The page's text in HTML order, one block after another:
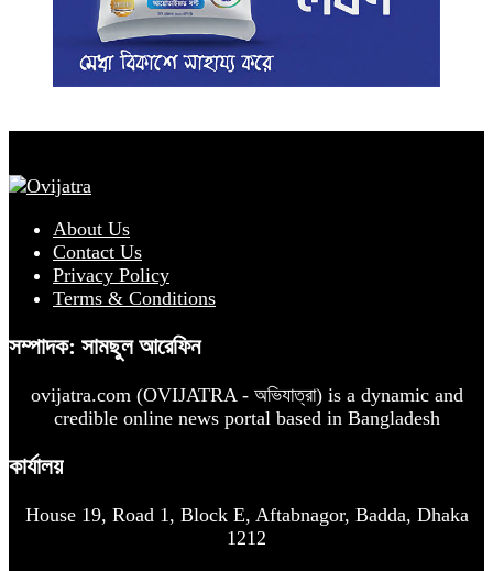
About Us
Contact Us
Privacy Policy
Terms & Conditions
সম্পাদক: সামছুল আরেফিন
ovijatra.com (OVIJATRA - অভিযাত্রা) is a dynamic and
credible online news portal based in Bangladesh
কার্যালয়
House 19, Road 1, Block E, Aftabnagor, Badda, Dhaka
1212